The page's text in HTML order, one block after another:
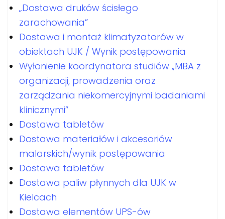
„Dostawa druków ścisłego
zarachowania”
Dostawa i montaż klimatyzatorów w
obiektach UJK / Wynik postępowania
Wyłonienie koordynatora studiów „MBA z
organizacji, prowadzenia oraz
zarządzania niekomercyjnymi badaniami
klinicznymi”
Dostawa tabletów
Dostawa materiałów i akcesoriów
malarskich/wynik postępowania
Dostawa tabletów
Dostawa paliw płynnych dla UJK w
Kielcach
Dostawa elementów UPS-ów